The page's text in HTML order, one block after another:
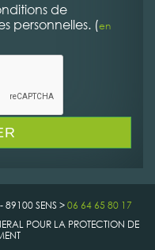
de
personnelles. (en
SENS >06 64 65 80 17
POUR LA PROTECTION DE